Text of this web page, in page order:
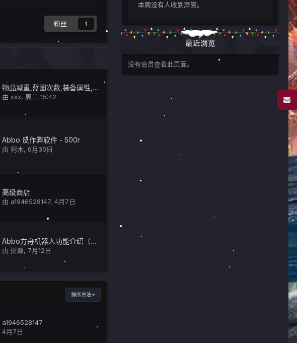
粉丝 1
物品减重,蓝图次数,装备属性,限制上传
由 xxx, 周二 15:42
Abbo 反作弊软件 - 500r
由 柯木, 6月30日
高级商店
由 a1946528147, 4月7日
Abbo方舟机器人功能介绍（支持开黑啦 7.5版本增加卡密系统）
由 挝璐, 7月12日
排序方法
a1946528147
4月7日
本周没有人收到声誉。
最近浏览
没有会员查看此页面。